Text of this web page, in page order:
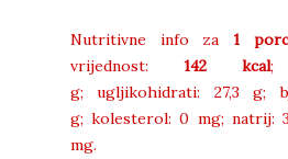
Nutritivne info za1
vrijednost: 142 kcal
g;ugljikohidrati: 27,3 g;
g;kolesterol:0 mg; natrij:
mg.